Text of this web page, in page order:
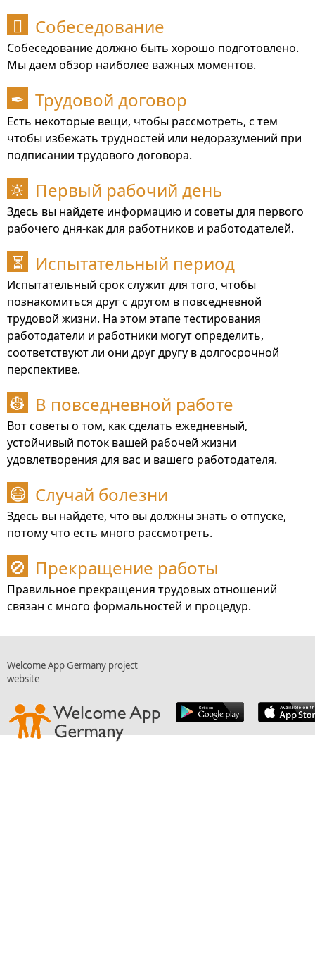
 Собеседование
Собеседование должно быть хорошо подготовлено.
Мы даем обзор наиболее важных моментов.
✒ Трудовой договор
Есть некоторые вещи, чтобы рассмотреть, с тем
чтобы избежать трудностей или недоразумений при
подписании трудового договора.
🔆 Первый рабочий день
Здесь вы найдете информацию и советы для первого
рабочего дня-как для работников и работодателей.
⏳ Испытательный период
Испытательный срок служит для того, чтобы
познакомиться друг с другом в повседневной
трудовой жизни. На этом этапе тестирования
работодатели и работники могут определить,
соответствуют ли они друг другу в долгосрочной
перспективе.
👷 В повседневной работе
Вот советы о том, как сделать ежедневный,
устойчивый поток вашей рабочей жизни
удовлетворения для вас и вашего работодателя.
😷 Случай болезни
Здесь вы найдете, что вы должны знать о отпуске,
потому что есть много рассмотреть.
🚫 Прекращение работы
Правильное прекращения трудовых отношений
связан с много формальностей и процедур.
Welcome App Germany project
website